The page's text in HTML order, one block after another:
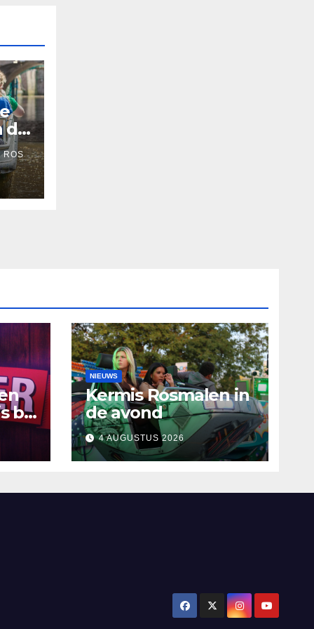
de
ROS
bij
NIEUWS
Kermis Rosmalen in
de avond
4 AUGUSTUS 2026